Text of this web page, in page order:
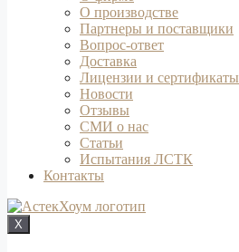
О производстве
Партнеры и поставщики
Вопрос-ответ
Доставка
Лицензии и сертификаты
Новости
Отзывы
СМИ о нас
Статьи
Испытания ЛСТК
Контакты
X